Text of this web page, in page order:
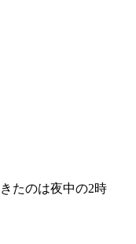
たのは夜中の2時